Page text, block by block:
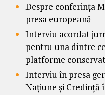
Despre conferința
presa europeană
Interviu acordat
pentru una dintre
platforme
Interviu în presa
Națiune și Credință